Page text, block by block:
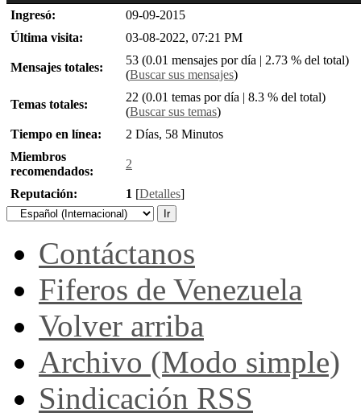
Ingresó:
09-09-2015
Última visita:
03-08-2022, 07:21 PM
Mensajes totales:
53 (0.01 mensajes por día | 2.73 % del total)
(Buscar sus mensajes)
Temas totales:
22 (0.01 temas por día | 8.3 % del total)
(Buscar sus temas)
Tiempo en línea:
2 Días, 58 Minutos
Miembros
recomendados:
2
Reputación: 1 [Detalles]
Contáctanos
Fiferos de Venezuela
Volver arriba
Archivo (Modo simple)
Sindicación RSS